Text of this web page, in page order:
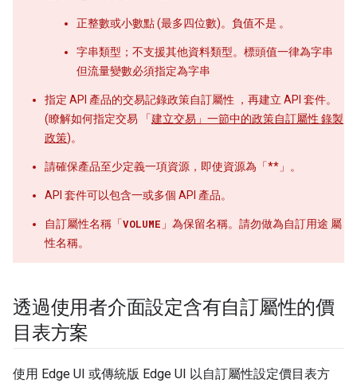
正整數或小數點 (最多四位數)。負值不是 。
字串類型；不支援其他資料類型。標頭值一律為字串
但流量變數必須指定為字串
指定 API 產品的交易記錄政策自訂屬性
，再建立 API 套件。
(瞭解如何指定交易 「建立交易」一節中的政策自訂屬性 錄製
政策)。
請確保產品至少定義一項資源，即使資源為「**」。
API 套件可以包含一或多個 API 產品。
自訂屬性名稱「VOLUME 」為保留名稱。請勿做為自訂用途 屬
性名稱。
透過使用者介面設定含有自訂屬性的價
目表方案
使用 Edge UI 或傳統版 Edge UI 以自訂屬性設定價目表方